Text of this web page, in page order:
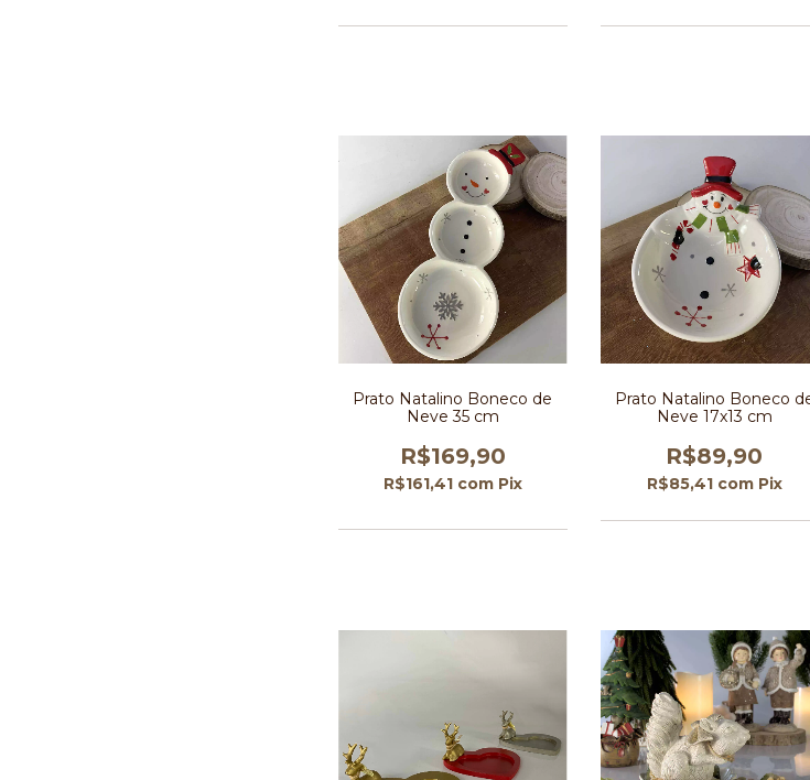
Prato Natalino Boneco de
Neve 35 cm
R$169,90
R$161,41 com Pix
Prato Natalino Boneco
Neve 17x13 cm
R$89,90
R$85,41 com Pix